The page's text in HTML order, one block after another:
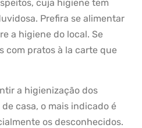
cuja higiene tem
Prefira se alimentar
a higiene do local. Se
com pratos à la carte que
a higienização dos
casa, o mais indicado é
os desconhecidos.